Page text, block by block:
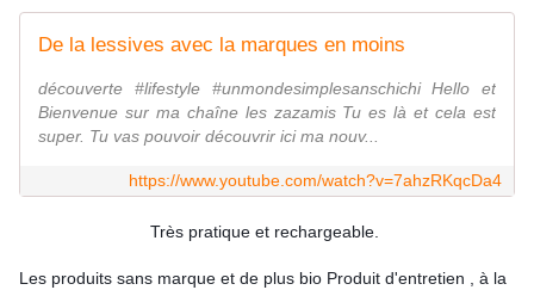
De la lessives avec la marques en moins
découverte #lifestyle #unmondesimplesanschichi Hello et
Bienvenue sur ma chaîne les zazamis Tu es là et cela est
super. Tu vas pouvoir découvrir ici ma nouv...
https://www.youtube.com/watch?v=7ahzRKqcDa4
Très pratique et rechargeable.
Les produits sans marque et de plus bio Produit d'entretien , à la